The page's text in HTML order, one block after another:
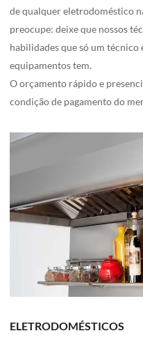
de qualquer eletrodoméstico
preocupe: deixe que nossos
habilidades que só um
equipamentos tem.
O orçamento rápido e
condição de pagamento do
ELETRODOMÉSTICOS